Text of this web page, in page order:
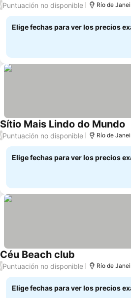
/Puntuación no disponible Río de
Elige fechas para ver los precios
Sítio Mais Lindo do Mundo
/Puntuación no disponible Río de
Elige fechas para ver los precios
Céu Beach club
/Puntuación no disponible Río de
Elige fechas para ver los precios